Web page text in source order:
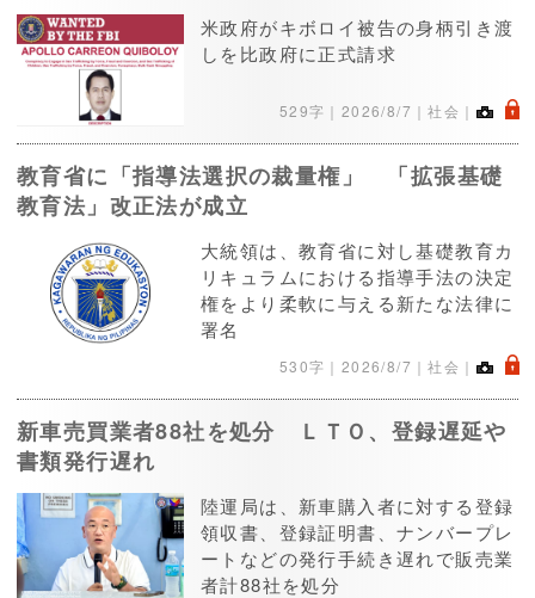
米政府がキボロイ被告の身柄引き渡
しを比政府に正式請求
529字｜ 2026/8/7 ｜社会｜ .
教育省に「指導法選択の裁量権」 「拡張基礎
教育法」改正法が成立
大統領は、教育省に対し基礎教育カ
リキュラムにおける指導手法の決定
権をより柔軟に与える新たな法律に
署名
530字｜ 2026/8/7 ｜社会｜ .
新車売買業者88社を処分 ＬＴＯ、登録遅延や
書類発行遅れ
陸運局は、新車購入者に対する登録
領収書、登録証明書、ナンバープレ
ートなどの発行手続き遅れで販売業
者計88社を処分